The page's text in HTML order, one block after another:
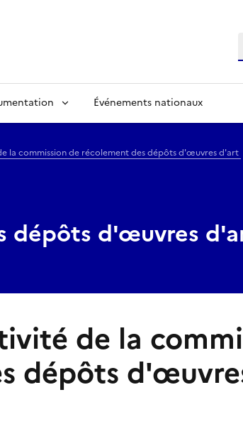
Événements nationaux
la commission de récolement des dépôts d'œuvres d'art
dépôts d'œuvres
de la
dépôts